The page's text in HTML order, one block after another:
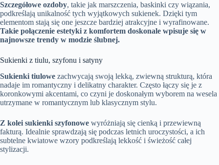
Szczegółowe ozdoby, takie jak marszczenia, baskinki czy wiązania,
podkreślają unikalność tych wyjątkowych sukienek. Dzięki tym
elementom stają się one jeszcze bardziej atrakcyjne i wyrafinowane.
Takie połączenie estetyki z komfortem doskonale wpisuje się w
najnowsze trendy w modzie ślubnej.
Sukienki z tiulu, szyfonu i satyny
Sukienki tiulowe zachwycają swoją lekką, zwiewną strukturą, która
nadaje im romantyczny i delikatny charakter. Często łączy się je z
koronkowymi akcentami, co czyni je doskonałym wyborem na wesela
utrzymane w romantycznym lub klasycznym stylu.
Z kolei sukienki szyfonowe wyróżniają się cienką i przewiewną
fakturą. Idealnie sprawdzają się podczas letnich uroczystości, a ich
subtelne kwiatowe wzory podkreślają lekkość i świeżość całej
stylizacji.